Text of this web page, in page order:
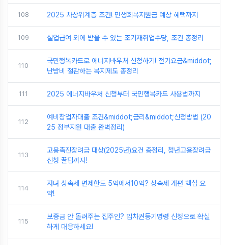
108 2025 차상위계층 조건! 민생회복지원금 예상 혜택까지
109 실업급여 외에 받을 수 있는 조기재취업수당, 조건 총정리
110
국민행복카드로 에너지바우처 신청하기! 전기요금&middot;
난방비 절감하는 복지제도 총정리
111 2025 에너지바우처 신청부터 국민행복카드 사용법까지
112
예비창업자대출 조건&middot;금리&middot;신청방법 (20
25 정부지원 대출 완벽정리)
113
고용촉진장려금 대상(2025년)요건 총정리, 청년고용장려금
신청 꿀팁까지!
114
자녀 상속세 면제한도 5억에서10억? 상속세 개편 핵심 요
약!
115
보증금 안 돌려주는 집주인? 임차권등기명령 신청으로 확실
하게 대응하세요!